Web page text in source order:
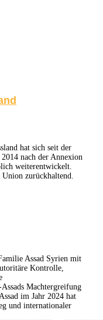
hat sich seit der
nach der Annexion
weiterentwickelt.
zurückhaltend.
Assad Syrien mit
Kontrolle,
Machtergreifung
im Jahr 2024 hat
und internationaler